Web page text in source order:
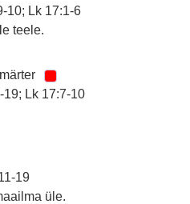
10; Lk 17:1-6
teele.
19; Lk 17:7-10
19
üle.